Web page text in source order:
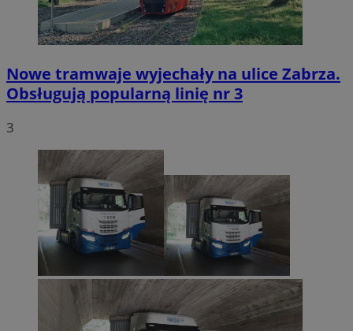
Nowe tramwaje wyjechały na ulice Zabrza.
Obsługują popularną linię nr 3
3